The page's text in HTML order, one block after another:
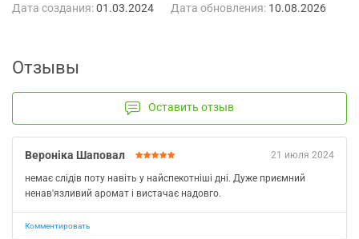
Дата создания:01.03.2024 Дата обновления: 10.08.2026
Отзывы
Оставить отзыв
21 июля 2024
Вероніка Шаповал
немає слідів поту навіть у найспекотніші дні. Дуже приємний
ненав'язливий аромат і вистачає надовго.
Комментировать